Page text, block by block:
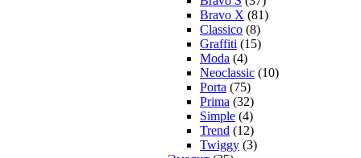
Bravo X (81)
Classico (8)
Graffiti (15)
Moda (4)
Neoclassic (10)
Porta (75)
Prima (32)
Simple (4)
Trend (12)
Twiggy (3)